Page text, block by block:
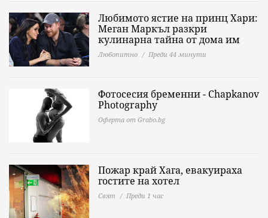
Любимото ястие на принц Хари:
Меган Маркъл разкри
кулинарна тайна от дома им
Любопитно Преди 44 минути
Фотосесия бременни - Chapkanov
Photography
Оферта от Grabo.bg
Пожар край Хага, евакуираха
гостите на хотел
Свят Преди 1 час